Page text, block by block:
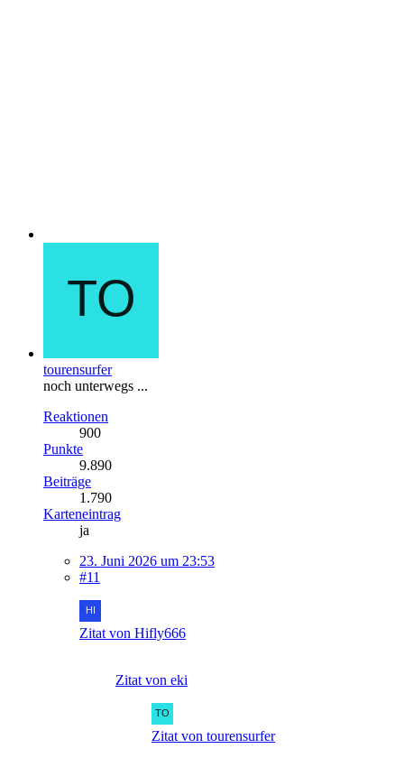
tourensurfer
noch unterwegs ...
Reaktionen
900
Punkte
9.890
Beiträge
1.790
Karteneintrag
ja
23. Juni 2026 um 23:53
#11
Zitat von Hifly666
Zitat von eki
Zitat von tourensurfer